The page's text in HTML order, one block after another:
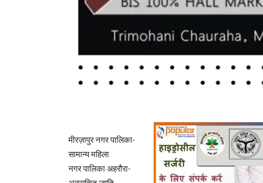
मीरज़ापुर नगर पालिका-
सामान्य महिला
नगर पालिका अहरौरा-